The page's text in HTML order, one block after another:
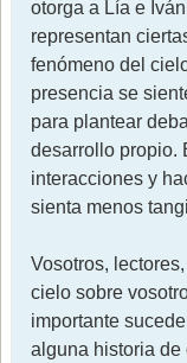
otorga a Lía e
representan
fenómeno del
presencia se
para plantear
desarrollo propio.
interacciones y
sienta menos
Vosotros,
cielo sobre
importante
alguna historia